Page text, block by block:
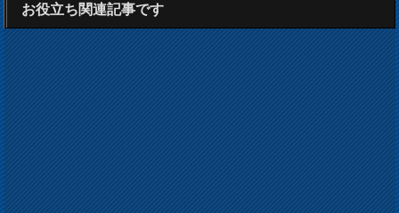
お役立ち関連記事です